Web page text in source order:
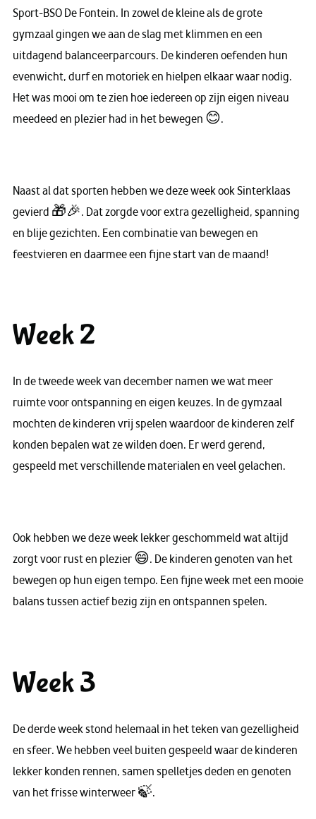
Sport-BSO De Fontein. In zowel de kleine als de grote
gymzaal gingen we aan de slag met klimmen en een
uitdagend balanceerparcours. De kinderen oefenden hun
evenwicht, durf en motoriek en hielpen elkaar waar nodig.
Het was mooi om te zien hoe iedereen op zijn eigen niveau
meedeed en plezier had in het bewegen 😊.
Naast al dat sporten hebben we deze week ook Sinterklaas
gevierd 🎁🎉. Dat zorgde voor extra gezelligheid, spanning
en blije gezichten. Een combinatie van bewegen en
feestvieren en daarmee een fijne start van de maand!
Week 2
In de tweede week van december namen we wat meer
ruimte voor ontspanning en eigen keuzes. In de gymzaal
mochten de kinderen vrij spelen waardoor de kinderen zelf
konden bepalen wat ze wilden doen. Er werd gerend,
gespeeld met verschillende materialen en veel gelachen.
Ook hebben we deze week lekker geschommeld wat altijd
zorgt voor rust en plezier 😄. De kinderen genoten van het
bewegen op hun eigen tempo. Een fijne week met een mooie
balans tussen actief bezig zijn en ontspannen spelen.
Week 3
De derde week stond helemaal in het teken van gezelligheid
en sfeer. We hebben veel buiten gespeeld waar de kinderen
lekker konden rennen, samen spelletjes deden en genoten
van het frisse winterweer 🍃.